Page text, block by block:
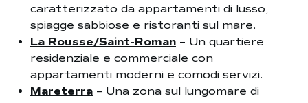
caratterizzato da appartamenti di lusso,
spiagge sabbiose e ristoranti sul mare.
La Rousse/Saint-Roman – Un quartiere
residenziale e commerciale con
appartamenti moderni e comodi servizi.
Mareterra – Una zona sul lungomare di